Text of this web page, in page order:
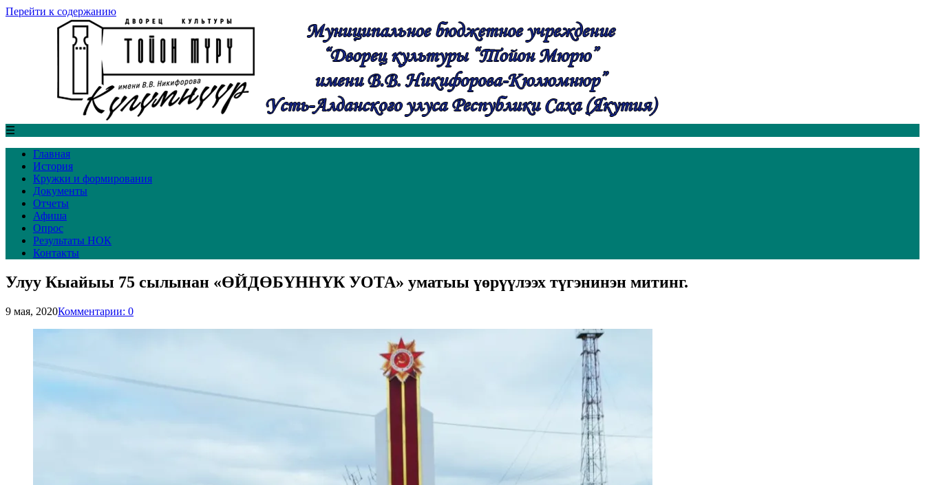
Перейти к содержанию
☰
Главная
История
Кружки и формирования
Документы
Отчеты
Афиша
Опрос
Результаты НОК
Контакты
Улуу Кыайыы 75 сылынан «ӨЙДӨБҮННҮК УОТА» уматыы үөрүүлээх түгэнинэн митинг.
9 мая, 2020Комментарии: 0